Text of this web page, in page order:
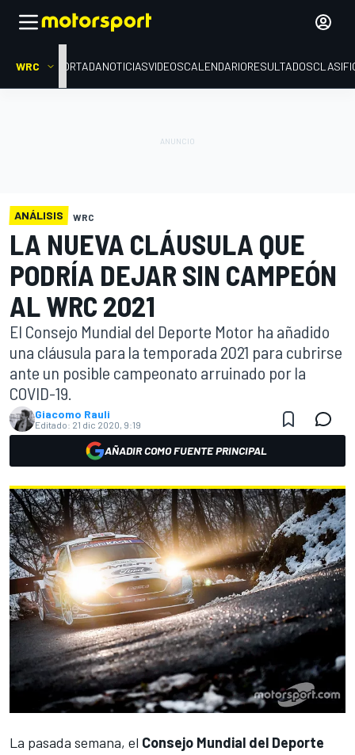
WRC PORTADANOTICIASVIDEOSCALENDARIORESULTADOS
ANÁLISIS WRC
LA NUEVA CLÁUSULA QUE
PODRÍA DEJAR SIN CAMPEÓN
AL WRC 2021
El Consejo Mundial del Deporte Motor ha añadido
una cláusula para la temporada 2021 para cubrirse
ante un posible campeonato arruinado por la
COVID-19.
Giacomo Rauli
Editado: 21 dic 2020, 9:19
AÑADIR COMO FUENTE PRINCIPAL
La pasada semana, el Consejo Mundial del Deporte